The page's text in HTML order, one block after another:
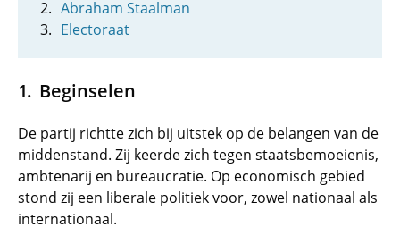
Abraham Staalman
Electoraat
Beginselen
De partij richtte zich bij uitstek op de belangen van de
middenstand. Zij keerde zich tegen staatsbemoeienis,
ambtenarij en bureaucratie. Op economisch gebied
stond zij een liberale politiek voor, zowel nationaal als
internationaal.